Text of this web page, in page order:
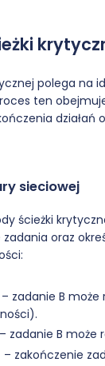
polega na
ten
działań
sieciowej
ścieżki
oraz
– zadanie B
– zadanie B może
– zakończenie